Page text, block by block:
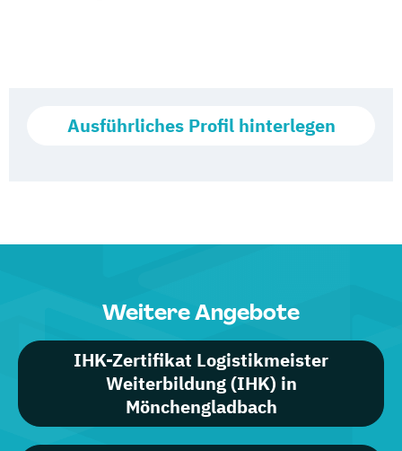
Ausführliches Profil hinterlegen
Weitere Angebote
IHK-Zertifikat Logistikmeister
Weiterbildung (IHK) in
Mönchengladbach